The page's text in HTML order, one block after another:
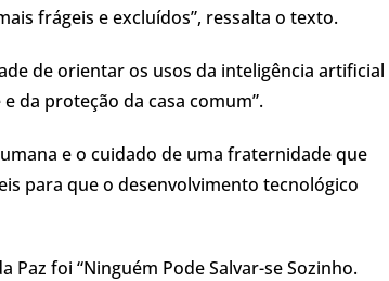
frágeis e excluídos”, ressalta o texto.
de orientar os usos da inteligência artificial
da proteção da casa comum”.
e o cuidado de uma fraternidade que
para que o desenvolvimento tecnológico
Paz foi “Ninguém Pode Salvar-se Sozinho.